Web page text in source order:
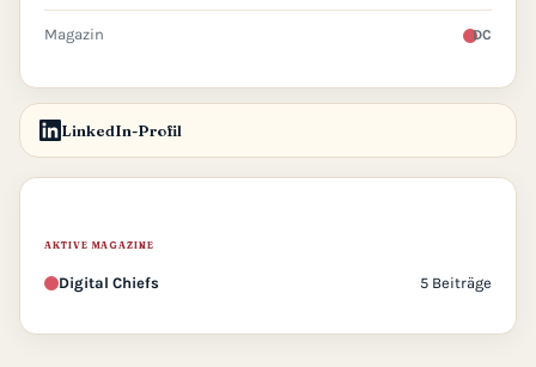
Magazin DC
LinkedIn-Profil
AKTIVE MAGAZINE
Digital Chiefs 5 Beiträge